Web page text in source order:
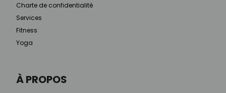
À PROPOS
Charte de confidentialité
Services
Fitness
Yoga